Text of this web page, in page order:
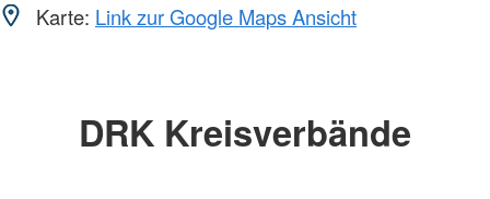
Karte: Link zur Google Maps Ansicht
DRK Kreisverbände